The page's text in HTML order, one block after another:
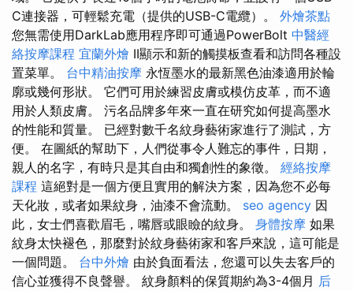
C連接器，可輕鬆充電（提供的USB-C電纜）。 外燴茶點
您無需使用DarkLab應用程序即可通過PowerBolt 中醫經
絡按摩課程 宜蘭外燴 II顯示和新的觸摸板查看和訪問各種設
置菜單。 台中精油按摩 永恆墨水的最新黑色油漆適用於輪
廓或幾何形狀。 它們可用於練習皮膚或模仿皮革，而不適
用於人類皮膚。 污名品牌多年來一直在研究如何提高墨水
的性能和質量。 已經對數千名紋身藝術家進行了測試，方
便。 在圖紙的幫助下，人們從事令人難忘的事件，日期，
親人的名字，有時只是其自由和獨創性的象徵。 經絡按摩
課程 這絕對是一個方便且實用的解決方案，因為您不必每
天化妝，或者如果紋身，油漆不會流動。 seo agency 因
此，女士們喜歡眉毛，嘴唇或眼瞼的紋身。 身體按摩 如果
紋身太快褪色，那麼對於紋身藝術家和客戶來說，這可能是
一個問題。 台中外燴 由於負面看法，您還可以失去客戶的
信心並獲得不良聲譽。 紋身顏料的保質期約為3-4個月 后